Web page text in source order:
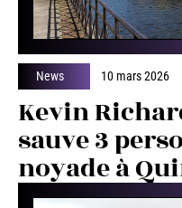
News 10 mars 2026
Kevin
sauve 3
noyade à